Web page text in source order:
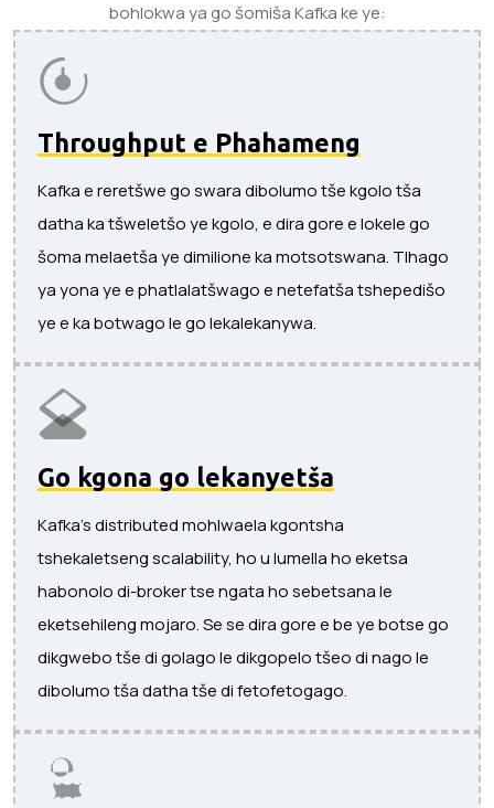
bohlokwa ya go šomiša Kafka ke ye:
Throughput e Phahameng
Kafka e reretšwe go swara dibolumo tše kgolo tša
datha ka tšweletšo ye kgolo, e dira gore e lokele go
šoma melaetša ye dimilione ka motsotswana. Tlhago
ya yona ye e phatlalatšwago e netefatša tshepedišo
ye e ka botwago le go lekalekanywa.
Go kgona go lekanyetša
Kafka's distributed mohlwaela kgontsha
tshekaletseng scalability, ho u lumella ho eketsa
habonolo di-broker tse ngata ho sebetsana le
eketsehileng mojaro. Se se dira gore e be ye botse go
dikgwebo tše di golago le dikgopelo tšeo di nago le
dibolumo tša datha tše di fetofetogago.